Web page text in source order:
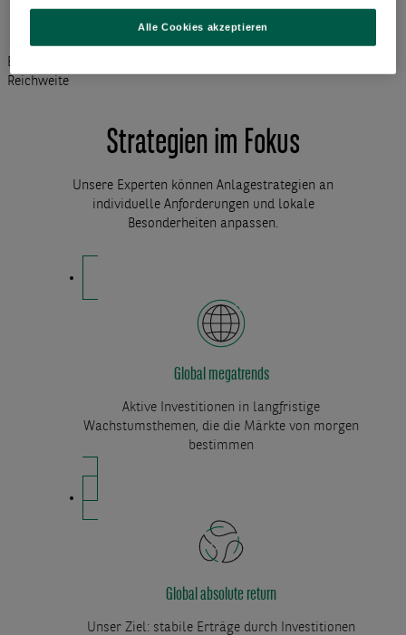
Ein führender europäischer Vermögensverwalter mit globaler
Reichweite
Strategien im Fokus
Unsere Experten können Anlagestrategien an
individuelle Anforderungen und lokale
Besonderheiten anpassen.
Global megatrends
Aktive Investitionen in langfristige
Wachstumsthemen, die die Märkte von morgen
bestimmen
Global absolute return
Unser Ziel: stabile Erträge durch Investitionen
Alle Cookies akzeptieren